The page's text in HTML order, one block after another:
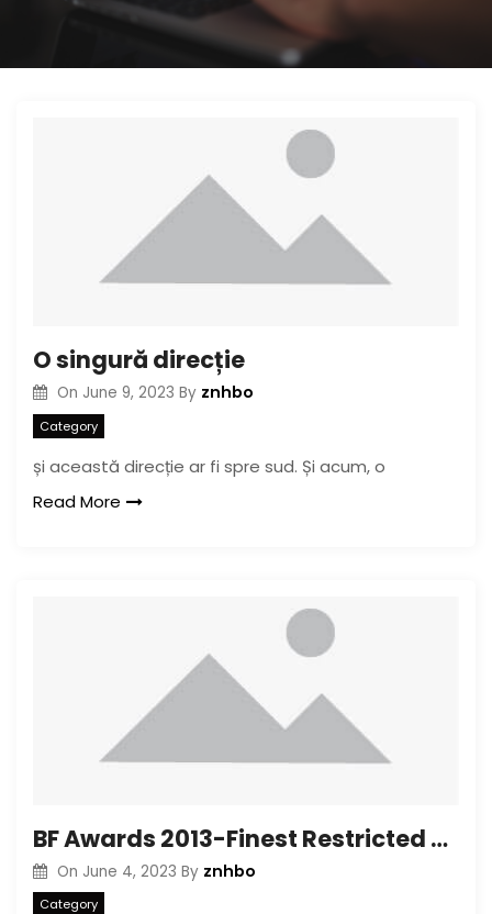
O singură direcție
On June 9, 2023 By znhbo
Category
și această direcție ar fi spre sud. Și acum, o
Read More
BF Awards 2013-Finest Restricted Series: Trillium
On June 4, 2023 By znhbo
Category